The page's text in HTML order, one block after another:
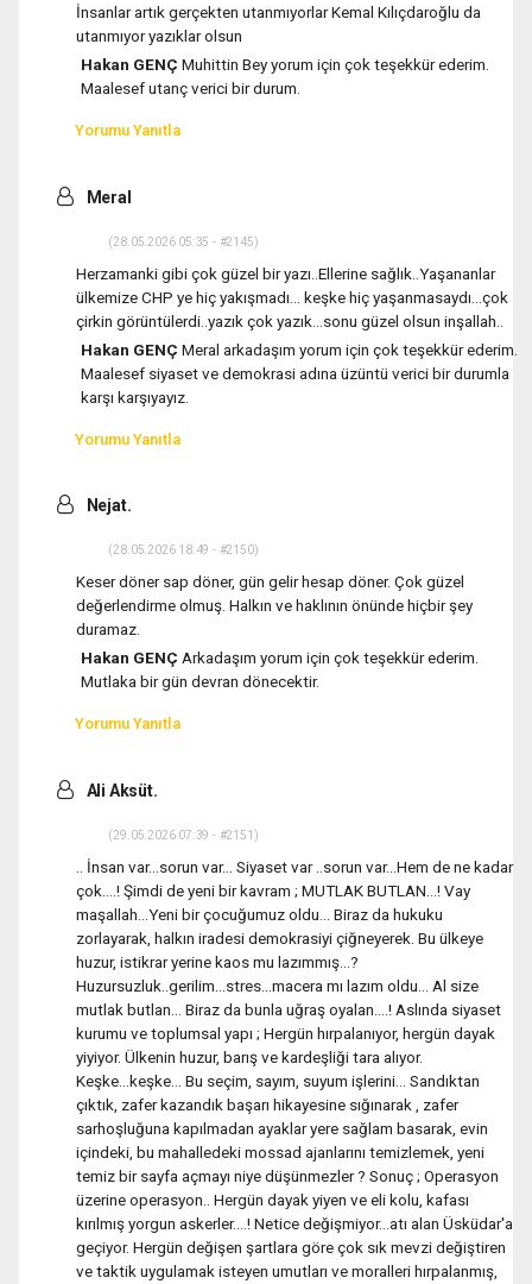
İnsanlar artık gerçekten utanmıyorlar Kemal Kılıçdaroğlu da
utanmıyor yazıklar olsun
Hakan GENÇ Muhittin Bey yorum için çok teşekkür ederim.
Maalesef utanç verici bir durum.
Yorumu Yanıtla
Meral
(28.05.2026 05:35 - #2145)
Herzamanki gibi çok güzel bir yazı..Ellerine sağlık..Yaşananlar
ülkemize CHP ye hiç yakışmadı… keşke hiç yaşanmasaydı…çok
çirkin görüntülerdi..yazık çok yazık…sonu güzel olsun inşallah..
Hakan GENÇ Meral arkadaşım yorum için çok teşekkür ederim.
Maalesef siyaset ve demokrasi adına üzüntü verici bir durumla
karşı karşıyayız.
Yorumu Yanıtla
Nejat.
(28.05.2026 18:49 - #2150)
Keser döner sap döner, gün gelir hesap döner. Çok güzel
değerlendirme olmuş. Halkın ve haklının önünde hiçbir şey
duramaz.
Hakan GENÇ Arkadaşım yorum için çok teşekkür ederim.
Mutlaka bir gün devran dönecektir.
Yorumu Yanıtla
Ali Aksüt.
(29.05.2026 07:39 - #2151)
.. İnsan var...sorun var... Siyaset var ..sorun var...Hem de ne kadar
çok....! Şimdi de yeni bir kavram ; MUTLAK BUTLAN...! Vay
maşallah...Yeni bir çocuğumuz oldu... Biraz da hukuku
zorlayarak, halkın iradesi demokrasiyi çiğneyerek. Bu ülkeye
huzur, istikrar yerine kaos mu lazımmış...?
Huzursuzluk..gerilim...stres...macera mı lazım oldu... Al size
mutlak butlan... Biraz da bunla uğraş oyalan....! Aslında siyaset
kurumu ve toplumsal yapı ; Hergün hırpalanıyor, hergün dayak
yiyiyor. Ülkenin huzur, barış ve kardeşliği tara alıyor.
Keşke...keşke... Bu seçim, sayım, suyum işlerini... Sandıktan
çıktık, zafer kazandık başarı hikayesine sığınarak , zafer
sarhoşluğuna kapılmadan ayaklar yere sağlam basarak, evin
içindeki, bu mahalledeki mossad ajanlarını temizlemek, yeni
temiz bir sayfa açmayı niye düşünmezler ? Sonuç ; Operasyon
üzerine operasyon.. Hergün dayak yiyen ve eli kolu, kafası
kırılmış yorgun askerler....! Netice değişmiyor...atı alan Üsküdar'a
geçiyor. Hergün değişen şartlara göre çok sık mevzi değiştiren
ve taktik uygulamak isteyen umutları ve moralleri hırpalanmış,